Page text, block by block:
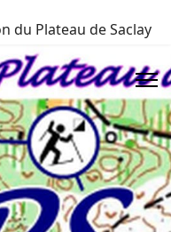
du Plateau de Saclay